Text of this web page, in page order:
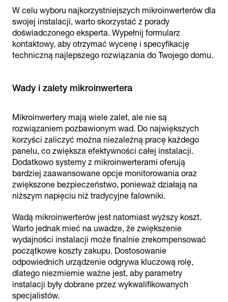
W celu wyboru najkorzystniejszych mikroinwerterów dla
swojej instalacji, warto skorzystać z porady
doświadczonego eksperta. Wypełnij formularz
kontaktowy, aby otrzymać wycenę i specyfikację
techniczną najlepszego rozwiązania do Twojego domu.
Wady i zalety mikroinwertera
Mikroinwertery mają wiele zalet, ale nie są
rozwiązaniem pozbawionym wad. Do największych
korzyści zaliczyć można niezależną pracę każdego
panelu, co zwiększa efektywności całej instalacji.
Dodatkowo systemy z mikroinwerterami oferują
bardziej zaawansowane opcje monitorowania oraz
zwiększone bezpieczeństwo, ponieważ działają na
niższym napięciu niż tradycyjne falowniki.
Wadą mikroinwerterów jest natomiast wyższy koszt.
Warto jednak mieć na uwadze, że zwiększenie
wydajności instalacji może finalnie zrekompensować
początkowe koszty zakupu. Dostosowanie
odpowiednich urządzenie odgrywa kluczową rolę,
dlatego niezmiernie ważne jest, aby parametry
instalacji były dobrane przez wykwalifikowanych
specjalistów.